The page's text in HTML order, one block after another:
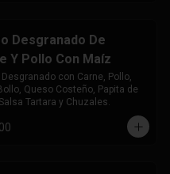
Desgranado De
Y Pollo Con Maíz
con Carne, Pollo,
Queso Costeño, Papita de
Tartara y Chuzales.